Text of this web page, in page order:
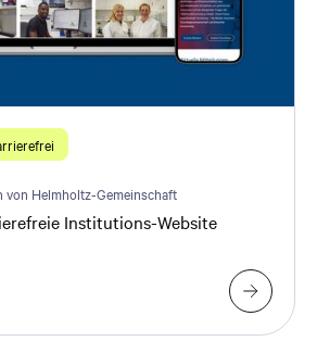
von Helmholtz-Gemeinschaft
Institutions-Website